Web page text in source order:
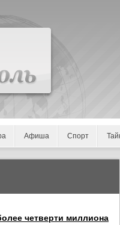
Афиша Спорт
четверти миллиона